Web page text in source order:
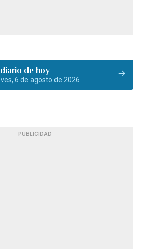
de hoy
6 de agosto de 2026
PUBLICIDAD